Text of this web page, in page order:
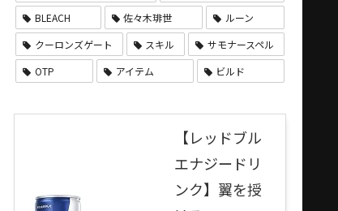
BLEACH
佐々木琲世
ルーン
クーロンズゲート
スキル
サモナースペル
OTP
アイテム ビルド
【レッドブル
エナジードリ
ンク】翼を授